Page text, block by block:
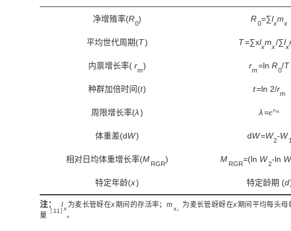
净增殖率(R0) R0=∑lxmx
平均世代周期(T) T=∑xlxmx/∑lx
内禀增长率( rm) rm =ln R0/T
种群加倍时间(t) t=ln 2/rm
周限增长率(λ) λ=erm
erm
体重差(dW) dW=W2-W 1
相对日均体重增长率(M RGR) M RGR=(ln W2-ln W
特定年龄(x) 特定龄期 (d
注：lx 为麦长管蚜在x期间的存活率； mx， 为麦长管蚜蚜在x期间平均每头母
量
［11］
。